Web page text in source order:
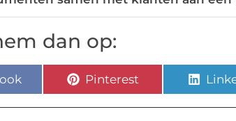
dan op:
Pinterest